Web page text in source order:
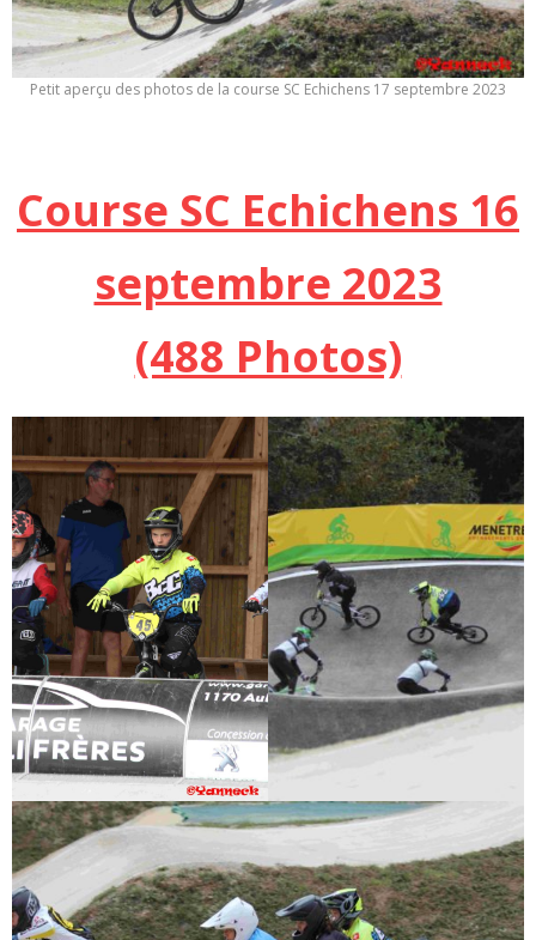
Petit aperçu des photos de la course SC Echichens 17 septembre 2023
Course SC Echichens 16
septembre 2023
(488 Photos)